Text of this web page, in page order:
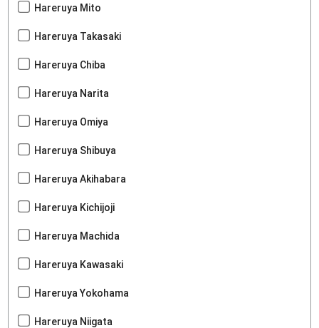
Hareruya Mito
Hareruya Takasaki
Hareruya Chiba
Hareruya Narita
Hareruya Omiya
Hareruya Shibuya
Hareruya Akihabara
Hareruya Kichijoji
Hareruya Machida
Hareruya Kawasaki
Hareruya Yokohama
Hareruya Niigata